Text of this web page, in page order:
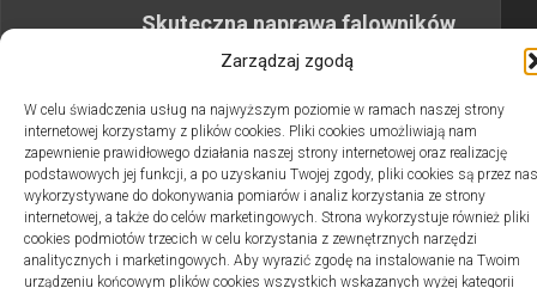
Zarządzaj zgodą
W celu świadczenia usług na najwyższym poziomie w ramach naszej strony
internetowej korzystamy z plików cookies. Pliki cookies umożliwiają nam
zapewnienie prawidłowego działania naszej strony internetowej oraz realizację
podstawowych jej funkcji, a po uzyskaniu Twojej zgody, pliki cookies są przez nas
wykorzystywane do dokonywania pomiarów i analiz korzystania ze strony
internetowej, a także do celów marketingowych. Strona wykorzystuje również pliki
cookies podmiotów trzecich w celu korzystania z zewnętrznych narzędzi
analitycznych i marketingowych. Aby wyrazić zgodę na instalowanie na Twoim
urządzeniu końcowym plików cookies wszystkich wskazanych wyżej kategorii
Skuteczna naprawa falowników
przemysłowych
2swiaty.pl © 2026. Wszelkie prawa zastrzeżone.